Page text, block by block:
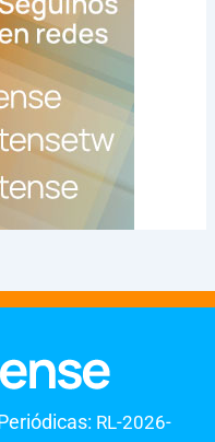
RL-2026-